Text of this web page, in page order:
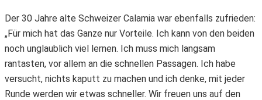
Der 30 Jahre alte Schweizer Calamia war ebenfalls zufrieden:
„Für mich hat das Ganze nur Vorteile. Ich kann von den beiden
noch unglaublich viel lernen. Ich muss mich langsam
rantasten, vor allem an die schnellen Passagen. Ich habe
versucht, nichts kaputt zu machen und ich denke, mit jeder
Runde werden wir etwas schneller. Wir freuen uns auf den